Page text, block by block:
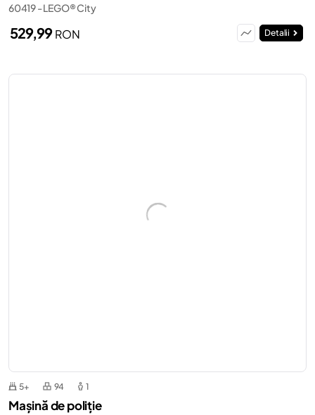
60419 - LEGO® City
529,99RON Detalii
5+ 94 1
Mașină de poliție